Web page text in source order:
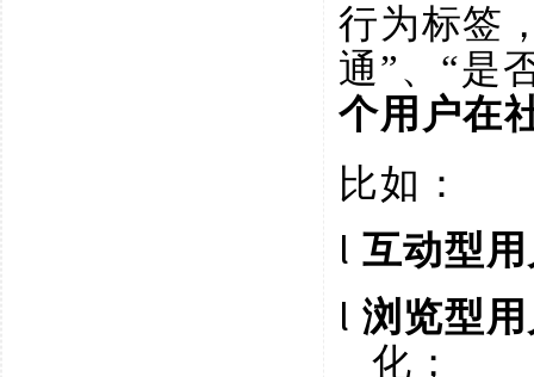
行为标签
通”、“是
个用户在
比如：
l 互动型
l 浏览型
化；